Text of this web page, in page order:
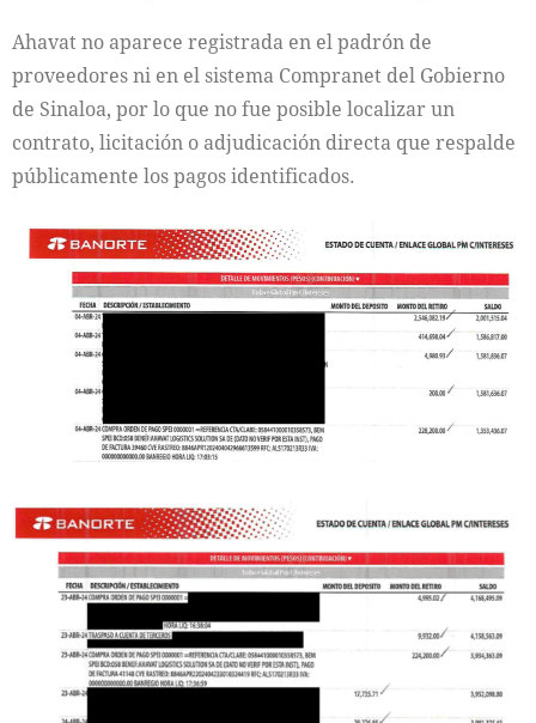
Ahavat no aparece registrada en el padrón de
proveedores ni en el sistema Compranet del Gobierno
de Sinaloa, por lo que no fue posible localizar un
contrato, licitación o adjudicación directa que respalde
públicamente los pagos identificados.